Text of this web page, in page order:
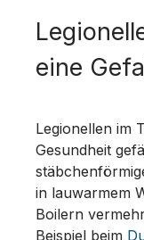
eine
Legionellen im
Gesundheit
in lauwarmem
Boilern
Beispiel beim